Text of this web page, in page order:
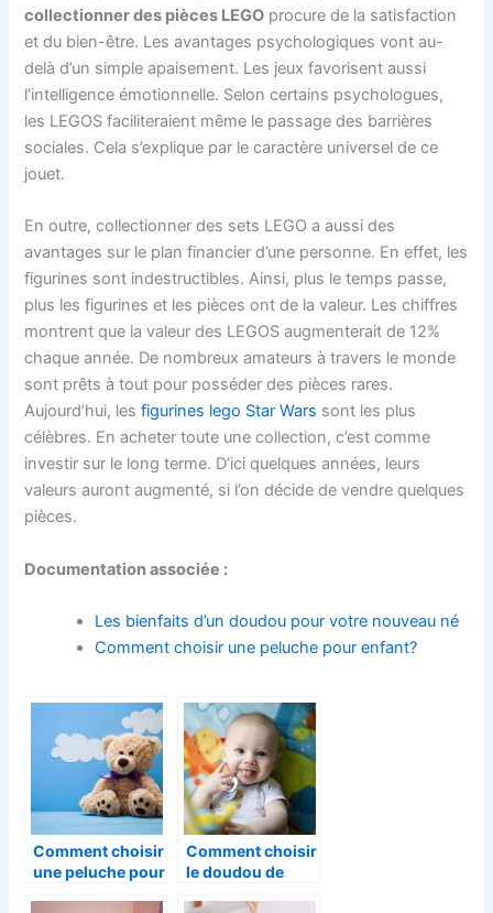
collectionner des pièces LEGO procure de la satisfaction
et du bien-être. Les avantages psychologiques vont au-
delà d’un simple apaisement. Les jeux favorisent aussi
l’intelligence émotionnelle. Selon certains psychologues,
les LEGOS faciliteraient même le passage des barrières
sociales. Cela s’explique par le caractère universel de ce
jouet.
En outre, collectionner des sets LEGO a aussi des
avantages sur le plan financier d’une personne. En effet, les
figurines sont indestructibles. Ainsi, plus le temps passe,
plus les figurines et les pièces ont de la valeur. Les chiffres
montrent que la valeur des LEGOS augmenterait de 12%
chaque année. De nombreux amateurs à travers le monde
sont prêts à tout pour posséder des pièces rares.
Aujourd’hui, lesfigurines lego Star Wars sont les plus
célèbres. En acheter toute une collection, c’est comme
investir sur le long terme. D’ici quelques années, leurs
valeurs auront augmenté, si l’on décide de vendre quelques
pièces.
Documentation associée :
Les bienfaits d’un doudou pour votre nouveau né
Comment choisir une peluche pour enfant?
Comment choisir
une peluche pour
Comment choisir
le doudou de